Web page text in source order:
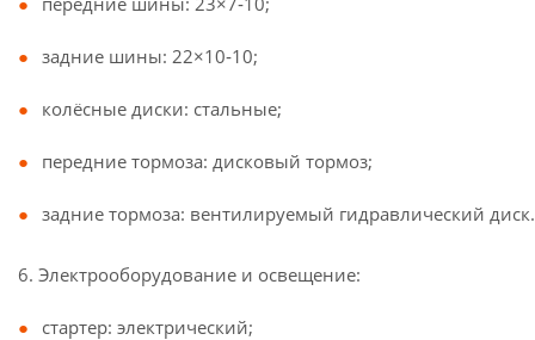
задние шины: 22×10‑10;
колёсные диски: стальные;
передние тормоза: дисковый тормоз;
задние тормоза: вентилируемый гидравлический диск.
6. Электрооборудование и освещение:
стартер: электрический;